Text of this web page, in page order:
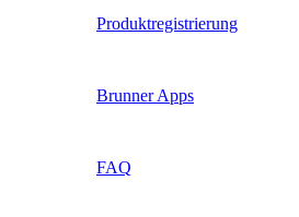
Produktregistrierung
Brunner Apps
FAQ